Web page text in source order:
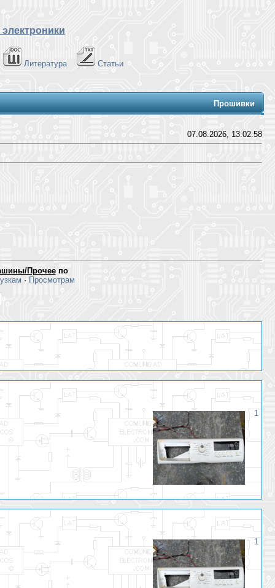
Литература Статьи
Прошивки
07.08.2026, 13:02:58
Прочеепо
· Просмотрам
1
1